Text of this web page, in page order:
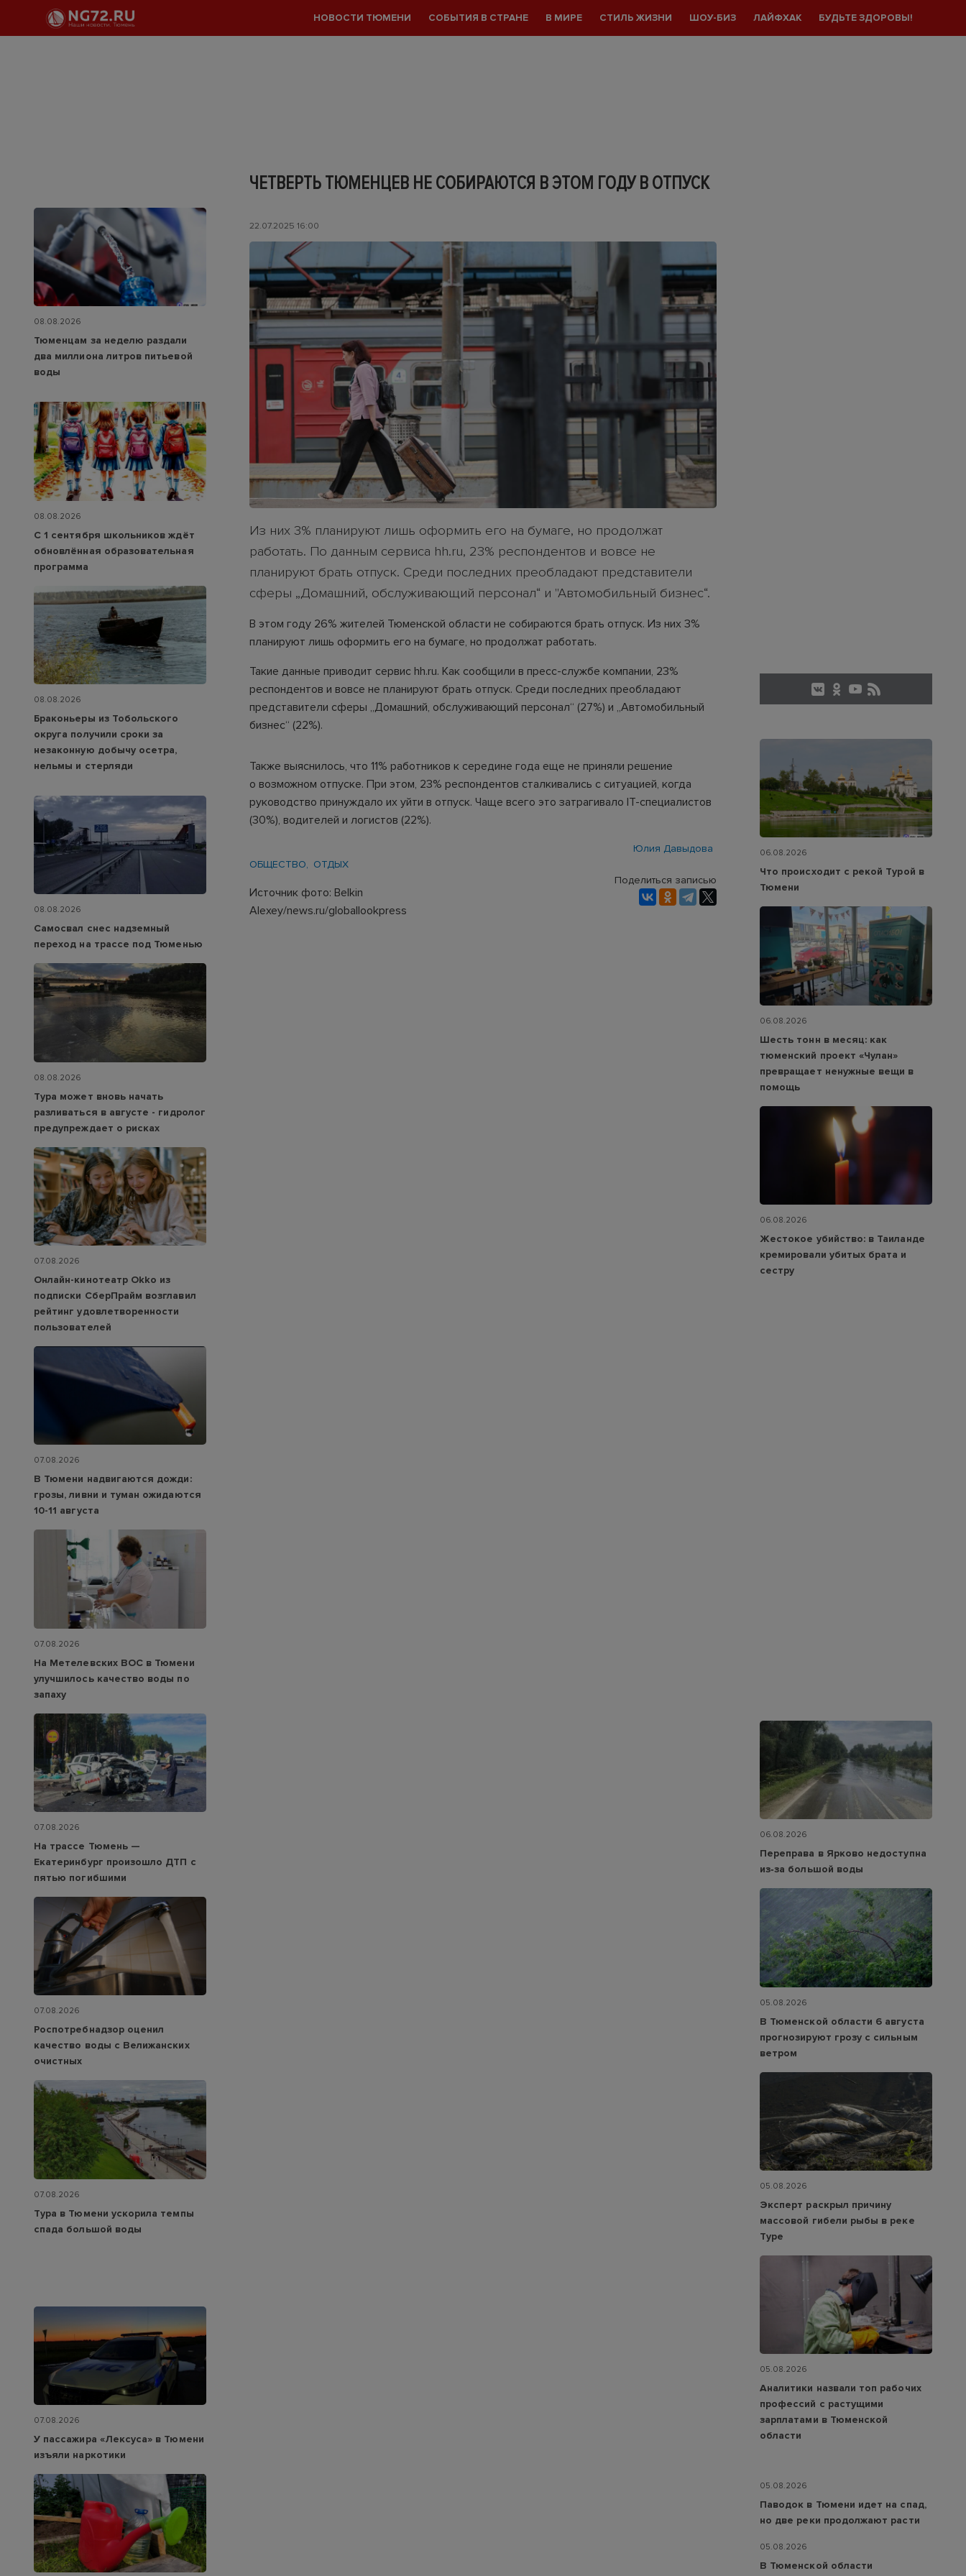
НОВОСТИ ТЮМЕНИ СОБЫТИЯ В СТРАНЕ В МИРЕ СТИЛЬ ЖИЗНИ ШОУ-БИЗ ЛАЙФХАК БУДЬТЕ ЗДОРОВЫ!
ЧЕТВЕРТЬ ТЮМЕНЦЕВ НЕ СОБИРАЮТСЯ В ЭТОМ ГОДУ В ОТПУСК
22.07.2025 16:00
Из них 3% планируют лишь оформить его на бумаге, но продолжат
работать. По данным сервиса hh.ru, 23% респондентов и вовсе не
планируют брать отпуск. Среди последних преобладают представители
сферы „Домашний, обслуживающий персонал“ и "Автомобильный бизнес“.
В этом году 26% жителей Тюменской области не собираются брать отпуск. Из них 3%
планируют лишь оформить его на бумаге, но продолжат работать.
Такие данные приводит сервис hh.ru. Как сообщили в пресс-службе компании, 23%
респондентов и вовсе не планируют брать отпуск. Среди последних преобладают
представители сферы „Домашний, обслуживающий персонал“ (27%) и „Автомобильный
бизнес“ (22%).
Также выяснилось, что 11% работников к середине года еще не приняли решение
о возможном отпуске. При этом, 23% респондентов сталкивались с ситуацией, когда
руководство принуждало их уйти в отпуск. Чаще всего это затрагивало IT-специалистов
(30%), водителей и логистов (22%).
Юлия Давыдова
ОБЩЕСТВО
ОТДЫХ
Источник фото: Belkin
Alexey/news.ru/globallookpress
Поделиться записью
08.08.2026
Тюменцам за неделю раздали
два миллиона литров питьевой
воды
08.08.2026
С 1 сентября школьников ждёт
обновлённая образовательная
программа
08.08.2026
Браконьеры из Тобольского
округа получили сроки за
незаконную добычу осетра,
нельмы и стерляди
08.08.2026
Самосвал снес надземный
переход на трассе под Тюменью
08.08.2026
Тура может вновь начать
разливаться в августе - гидролог
предупреждает о рисках
07.08.2026
Онлайн-кинотеатр Okko из
подписки СберПрайм возглавил
рейтинг удовлетворенности
пользователей
07.08.2026
В Тюмени надвигаются дожди:
грозы, ливни и туман ожидаются
10-11 августа
07.08.2026
На Метелевских ВОС в Тюмени
улучшилось качество воды по
запаху
07.08.2026
На трассе Тюмень —
Екатеринбург произошло ДТП с
пятью погибшими
07.08.2026
Роспотребнадзор оценил
качество воды с Велижанских
очистных
07.08.2026
Тура в Тюмени ускорила темпы
спада большой воды
07.08.2026
У пассажира «Лексуса» в Тюмени
изъяли наркотики
06.08.2026
Что происходит с рекой Турой в
Тюмени
06.08.2026
Шесть тонн в месяц: как
тюменский проект «Чулан»
превращает ненужные вещи в
помощь
06.08.2026
Жестокое убийство: в Таиланде
кремировали убитых брата и
сестру
06.08.2026
Переправа в Ярково недоступна
из‑за большой воды
05.08.2026
В Тюменской области 6 августа
прогнозируют грозу с сильным
ветром
05.08.2026
Эксперт раскрыл причину
массовой гибели рыбы в реке
Туре
05.08.2026
Аналитики назвали топ рабочих
профессий с растущими
зарплатами в Тюменской
области
05.08.2026
Паводок в Тюмени идет на спад,
но две реки продолжают расти
05.08.2026
В Тюменской области